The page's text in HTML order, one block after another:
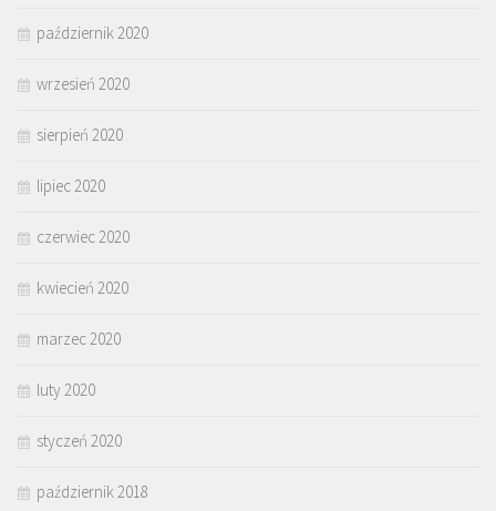
październik 2020
wrzesień 2020
sierpień 2020
lipiec 2020
czerwiec 2020
kwiecień 2020
marzec 2020
luty 2020
styczeń 2020
październik 2018